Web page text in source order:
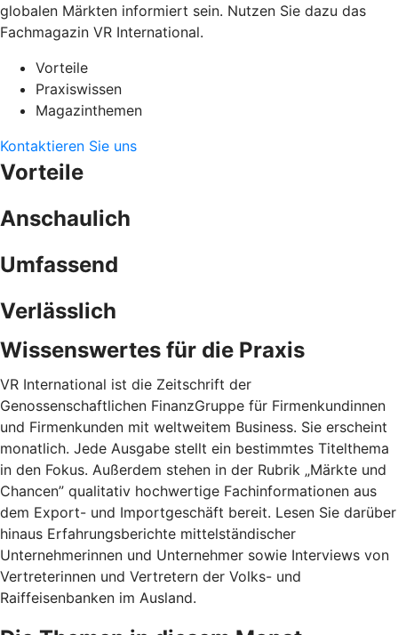
globalen Märkten informiert sein. Nutzen Sie dazu das
Fachmagazin VR International.
Vorteile
Praxiswissen
Magazinthemen
Kontaktieren Sie uns
Vorteile
Anschaulich
Umfassend
Verlässlich
Wissenswertes für die Praxis
VR International ist die Zeitschrift der
Genossenschaftlichen FinanzGruppe für Firmenkundinnen
und Firmenkunden mit weltweitem Business. Sie erscheint
monatlich. Jede Ausgabe stellt ein bestimmtes Titelthema
in den Fokus. Außerdem stehen in der Rubrik „Märkte und
Chancen” qualitativ hochwertige Fachinformationen aus
dem Export- und Importgeschäft bereit. Lesen Sie darüber
hinaus Erfahrungsberichte mittelständischer
Unternehmerinnen und Unternehmer sowie Interviews von
Vertreterinnen und Vertretern der Volks- und
Raiffeisenbanken im Ausland.